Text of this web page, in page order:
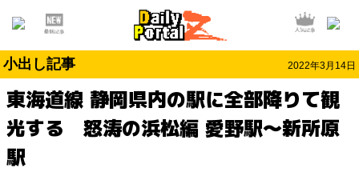
小出し記事 2022年3月14日
東海道線 静岡県内の駅に全部降りて観
光する 怒涛の浜松編 愛野駅～新所原
駅